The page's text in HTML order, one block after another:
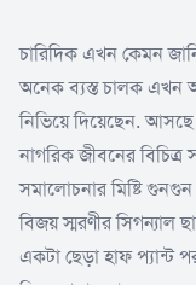
চারিদিক এখন কেমন
অনেক ব্যস্ত চালক এখন
নিভিয়ে দিয়েছেন.
নাগরিক জীবনের
সমালোচনার মিষ্টি
বিজয় স্মরণীর সিগন্যাল
একটা ছেড়া হাফ প্যান্ট